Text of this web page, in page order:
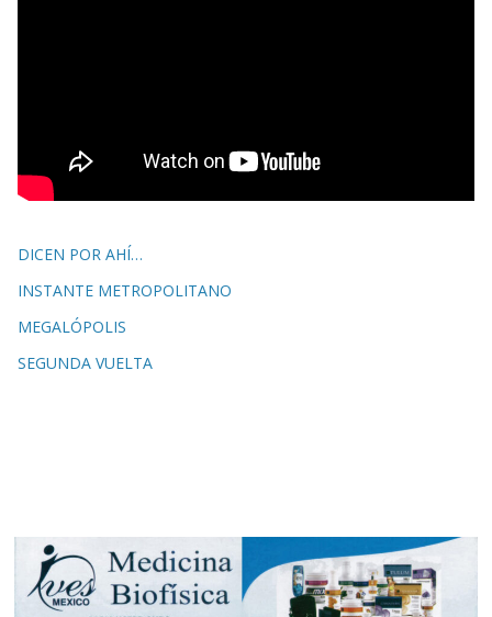
DICEN POR AHÍ…
INSTANTE METROPOLITANO
MEGALÓPOLIS
SEGUNDA VUELTA